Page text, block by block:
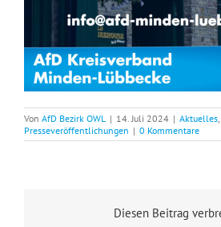
Von AfD Bezirk OWL | 14. Juli 2024 | Aktuelles
Presseveröffentlichungen | 0 Kommentare
Diesen Beitrag